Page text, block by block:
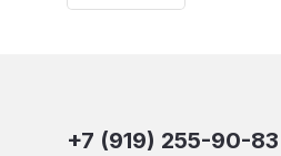
+7 (919) 255-90-83